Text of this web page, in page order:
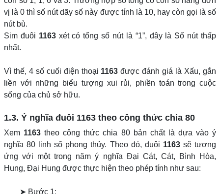
vị là 0 thì số nút dãy số này được tính là 10, hay còn gọi là số
nút bù.
Sim đuôi 1163xét có tổng số nút là “1”, đây là Số nút thấp
nhất.
Vì thế, 4 số cuối điện thoại 1163 được đánh giá là Xấu, gắn
liền với những biểu tượng xui rủi, phiền toán trong cuộc
sống của chủ sở hữu.
1.3. Ý nghĩa đuôi 1163 theo công thức chia 80
Xem 1163 theo công thức chia 80 bản chất là dựa vào ý
nghĩa 80 linh số phong thủy. Theo đó, đuôi 1163sẽ tương
ứng với một trong năm ý nghĩa Đại Cát, Cát, Bình Hòa,
Hung, Đại Hung được thực hiện theo phép tính như sau:
➤ Bước 1: